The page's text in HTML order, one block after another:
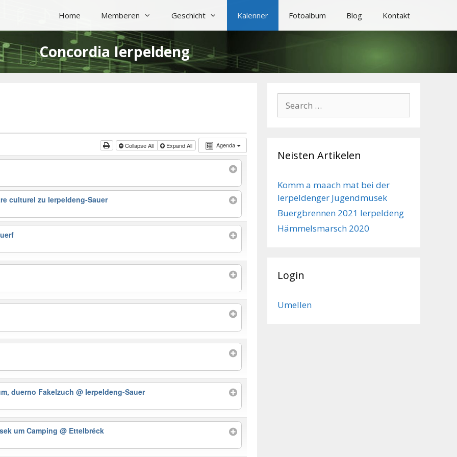
Home Memberen Geschicht Kalenner Fotoalbum Blog Kontakt
Concordia Ierpeldeng
Agenda
Collapse All Expand All
culturel zu Ierpeldeng-Sauer
duerno Fakelzuch@ Ierpeldeng-Sauer
um Camping@ Ettelbréck
for:
Neisten Artikelen
Komm a maach mat bei der
Ierpeldenger Jugendmusek
Buergbrennen 2021 Ierpeldeng
Hämmelsmarsch 2020
Login
Umellen